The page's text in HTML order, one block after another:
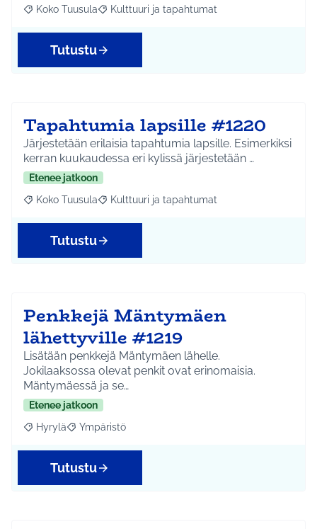
Rajaa tulokset aihepiirin mukaan: Koko Tuusula
Koko Tuusula Rajaa tulokset teeman mukaan: Kulttuuri ja
Kulttuuri ja tapahtumat
Tutustu
Tapahtumia lapsille #1220
Järjestetään erilaisia tapahtumia lapsille. Esimerkiksi
kerran kuukaudessa eri kylissä järjestetään …
Etenee jatkoon
Rajaa tulokset aihepiirin mukaan: Koko Tuusula
Koko Tuusula Rajaa tulokset teeman mukaan: Kulttuuri ja
Kulttuuri ja tapahtumat
Tutustu
Penkkejä Mäntymäen
lähettyville #1219
Lisätään penkkejä Mäntymäen lähelle.
Jokilaaksossa olevat penkit ovat erinomaisia.
Mäntymäessä ja se…
Etenee jatkoon
Rajaa tulokset aihepiirin mukaan: Hyrylä
Hyrylä Rajaa tulokset teeman mukaan: Ympäristö
Ympäristö
Tutustu